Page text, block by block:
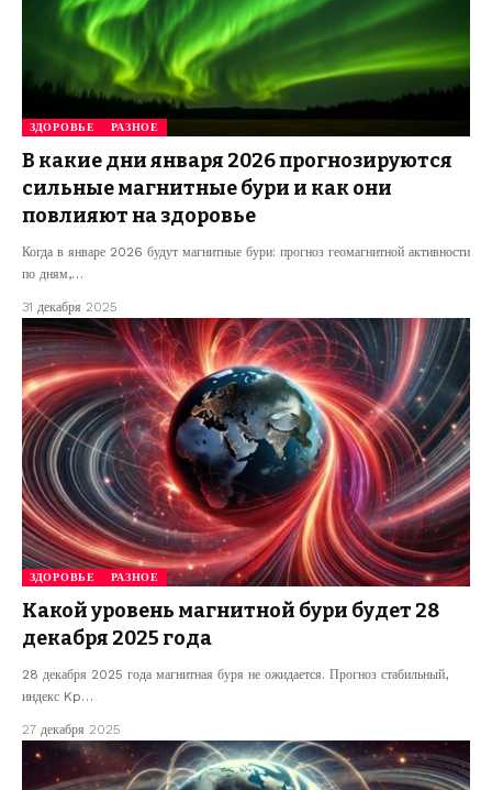
ЗДОРОВЬЕ РАЗНОЕ
В какие дни января 2026 прогнозируются
сильные магнитные бури и как они
повлияют на здоровье
Когда в январе 2026 будут магнитные бури: прогноз геомагнитной активности
по дням,…
31 декабря 2025
ЗДОРОВЬЕ РАЗНОЕ
Какой уровень магнитной бури будет 28
декабря 2025 года
28 декабря 2025 года магнитная буря не ожидается. Прогноз стабильный,
индекс Kp…
27 декабря 2025